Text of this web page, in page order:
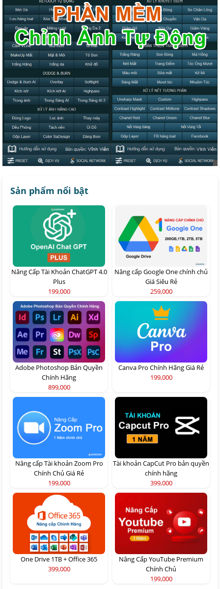
Sản phẩm nổi bật
Nâng Cấp Tài Khoản ChatGPT 4.0
Plus
199,000
Nâng cấp Google One chính chủ
Giá Siêu Rẻ
259,000
Adobe Photoshop Bản Quyền
Chính Hãng
899,000
Canva Pro Chính Hãng Giá Rẻ
199,000
Nâng cấp Tài khoản Zoom Pro
Chính Chủ Giá Rẻ
199,000
Tài khoản CapCut Pro bản quyền
chính hãng
399,000
One Drive 1TB + Office 365
399,000
Nâng Cấp YouTube Premium
Chính Chủ
199,000